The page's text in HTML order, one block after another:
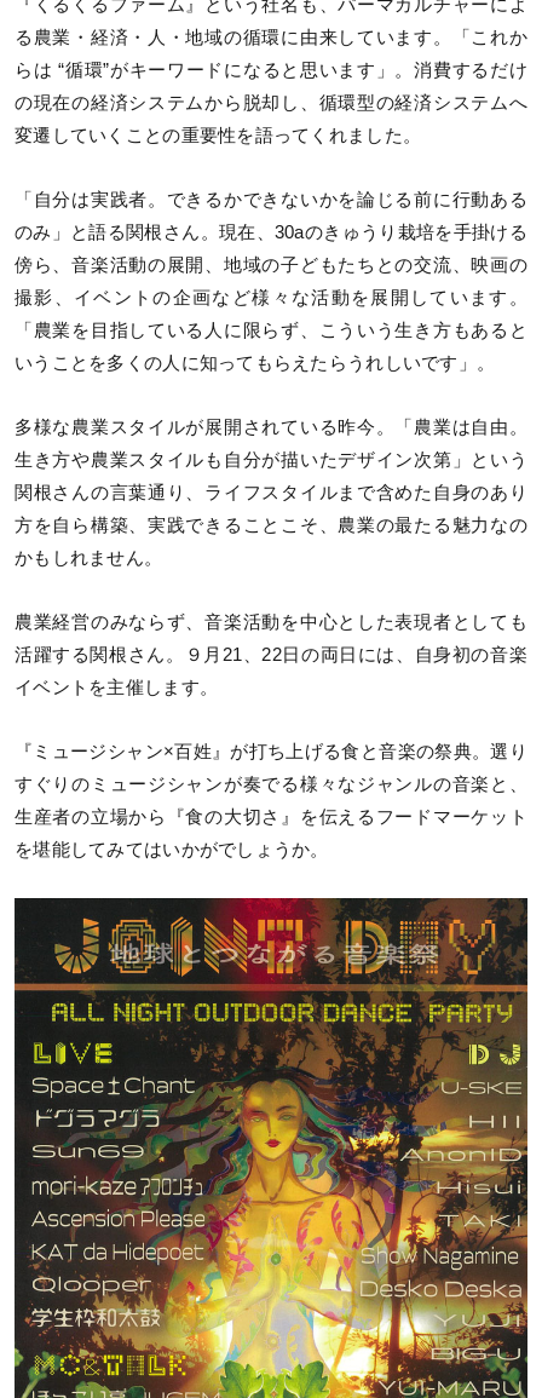
『くるくるファーム』という社名も、パーマカルチャーによ
る農業・経済・人・地域の循環に由来しています。「これか
らは “循環”がキーワードになると思います」。消費するだけ
の現在の経済システムから脱却し、循環型の経済システムへ
変遷していくことの重要性を語ってくれました。
「自分は実践者。できるかできないかを論じる前に行動ある
のみ」と語る関根さん。現在、30aのきゅうり栽培を手掛ける
傍ら、音楽活動の展開、地域の子どもたちとの交流、映画の
撮影、イベントの企画など様々な活動を展開しています。
「農業を目指している人に限らず、こういう生き方もあると
いうことを多くの人に知ってもらえたらうれしいです」。
多様な農業スタイルが展開されている昨今。「農業は自由。
生き方や農業スタイルも自分が描いたデザイン次第」という
関根さんの言葉通り、ライフスタイルまで含めた自身のあり
方を自ら構築、実践できることこそ、農業の最たる魅力なの
かもしれません。
農業経営のみならず、音楽活動を中心とした表現者としても
活躍する関根さん。９月21、22日の両日には、自身初の音楽
イベントを主催します。
『ミュージシャン×百姓』が打ち上げる食と音楽の祭典。選り
すぐりのミュージシャンが奏でる様々なジャンルの音楽と、
生産者の立場から『食の大切さ』を伝えるフードマーケット
を堪能してみてはいかがでしょうか。